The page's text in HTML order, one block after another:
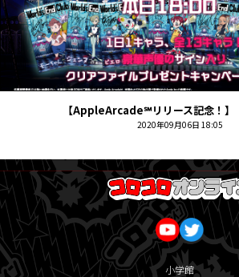
【AppleArcade℠リリース記念！】
2020年09月06日 18:05
小学館